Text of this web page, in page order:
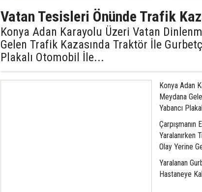
Vatan Tesisleri Önünde Trafik
Konya Adan Karayolu Üzeri Vatan
Gelen Trafik Kazasında Traktör İle
Plakalı Otomobil İle...
Konya Adan
Meydana
Yabancı
Çarpışmanın
Yaralanırken
Olay Yerine
Yaralanan
Hastaneye